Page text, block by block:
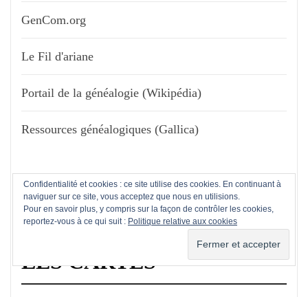
GenCom.org
Le Fil d'ariane
Portail de la généalogie (Wikipédia)
Ressources généalogiques (Gallica)
LES CARTES
Confidentialité et cookies : ce site utilise des cookies. En continuant à
naviguer sur ce site, vous acceptez que nous en utilisions.
Pour en savoir plus, y compris sur la façon de contrôler les cookies,
reportez-vous à ce qui suit : Politique relative aux cookies